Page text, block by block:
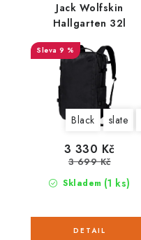
Jack Wolfskin
Hallgarten 32l
9 %
Black slate
Skladem (1 ks)
3 330 Kč
3 699 Kč